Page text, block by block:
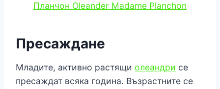
Планчон Oleander Madame Planchon
Пресаждане
Младите, активно растящи олеандри се
пресаждат всяка година. Възрастните се